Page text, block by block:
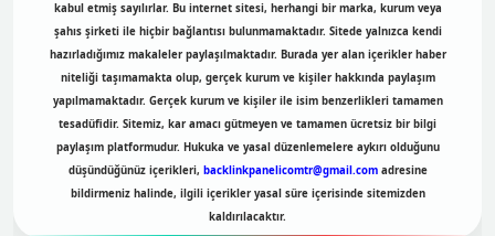
kabul etmiş sayılırlar. Bu internet sitesi, herhangi bir marka, kurum veya
şahıs şirketi ile hiçbir bağlantısı bulunmamaktadır. Sitede yalnızca kendi
hazırladığımız makaleler paylaşılmaktadır. Burada yer alan içerikler haber
niteliği taşımamakta olup, gerçek kurum ve kişiler hakkında paylaşım
yapılmamaktadır. Gerçek kurum ve kişiler ile isim benzerlikleri tamamen
tesadüfidir. Sitemiz, kar amacı gütmeyen ve tamamen ücretsiz bir bilgi
paylaşım platformudur. Hukuka ve yasal düzenlemelere aykırı olduğunu
düşündüğünüz içerikleri, backlinkpanelicomtr@gmail.comadresine
bildirmeniz halinde, ilgili içerikler yasal süre içerisinde sitemizden
kaldırılacaktır.